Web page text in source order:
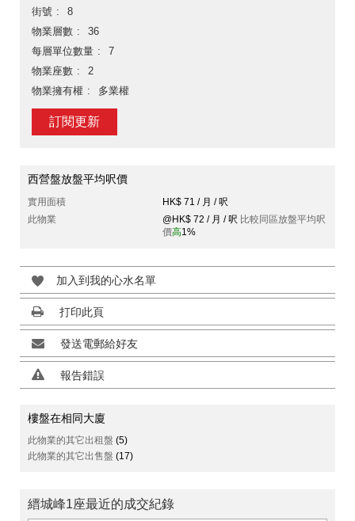
街號
8
物業層數
36
每層單位數量
7
物業座數
2
物業擁有權
多業權
訂閱更新
西營盤放盤平均呎價
實用面積
HK$ 71 / 月 / 呎
此物業
@HK$ 72 / 月 / 呎 比較同區放盤平均呎
價高1%
加入到我的心水名單
打印此頁
發送電郵給好友
報告錯誤
樓盤在相同大廈
此物業的其它出租盤 (5)
此物業的其它出售盤 (17)
縉城峰1座最近的成交紀錄